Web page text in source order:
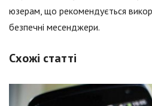
юзерам, що рекомендується
безпечні месенджери.
Схожі статті